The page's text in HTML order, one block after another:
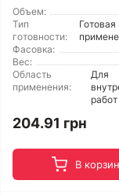
Объем:
Тип
готовности:
Готовая
Фасовка:
Вес:
Область
применения:
Для
работ
204.91 грн
В